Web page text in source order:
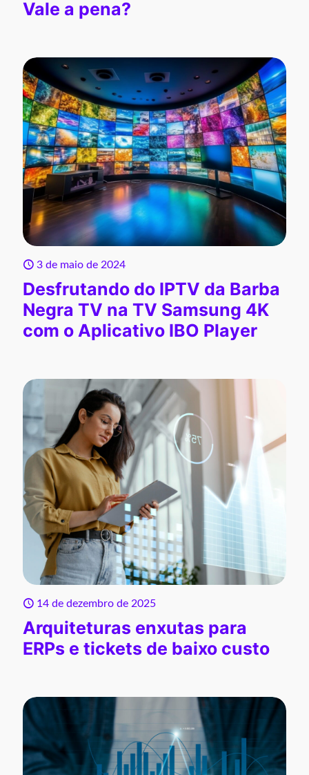
Vale a pena?
3 de maio de 2024
Desfrutando do IPTV da Barba
Negra TV na TV Samsung 4K
com o Aplicativo IBO Player
14 de dezembro de 2025
Arquiteturas enxutas para
ERPs e tickets de baixo custo